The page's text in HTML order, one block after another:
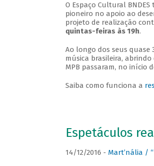
O Espaço Cultural
pioneiro no apoio ao
projeto de realização
quintas-feiras às 19h.
Ao longo dos seus quase
música brasileira,
MPB passaram, no início
Saiba como funciona a
Espetáculos
14/12/2016 - Mart’nália /